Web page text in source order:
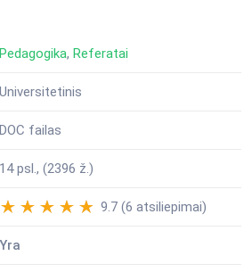
Pedagogika, Referatai
Universitetinis
DOC failas
14 psl., (2396 ž.)
9.7 (6 atsiliepimai)
Yra